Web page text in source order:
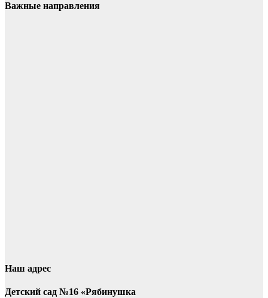
Важные направления
Наш адрес
Детский сад №16 «Рябинушка